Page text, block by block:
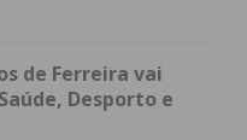
de Ferreira vai
Desporto e